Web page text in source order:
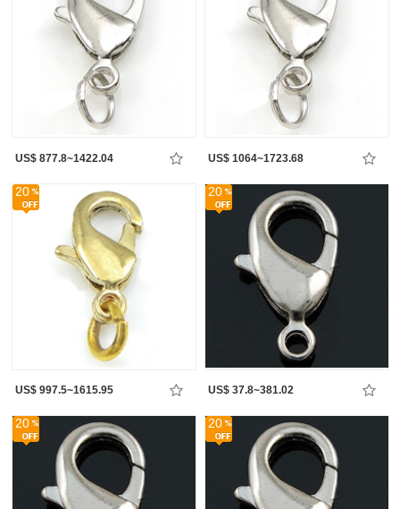
US$ 877.8~1422.04 US$ 1064~1723.68
20
US$ 997.5~1615.95
20
US$ 37.8~381.02
20 20